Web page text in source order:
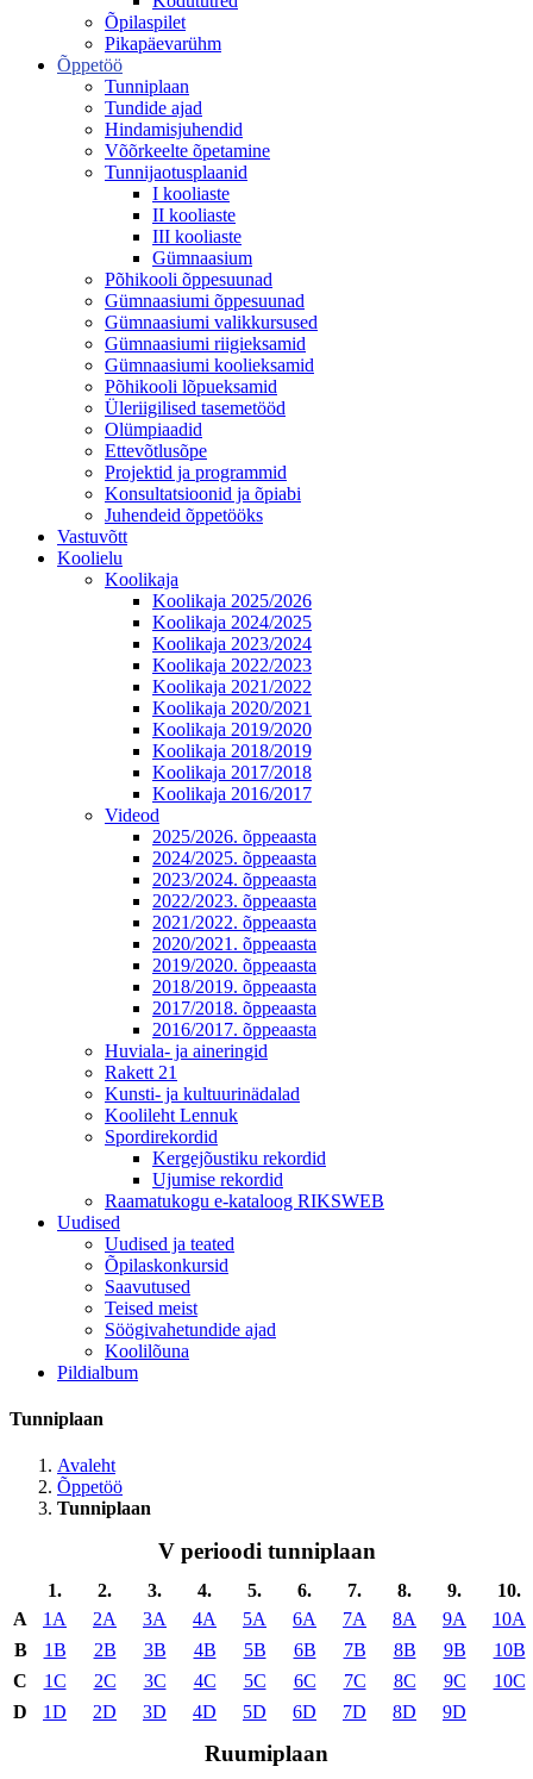
Õpilaspilet
Pikapäevarühm
Õppetöö
Tunniplaan
Tundide ajad
Hindamisjuhendid
Võõrkeelte õpetamine
Tunnijaotusplaanid
I kooliaste
II kooliaste
III kooliaste
Gümnaasium
Põhikooli õppesuunad
Gümnaasiumi õppesuunad
Gümnaasiumi valikkursused
Gümnaasiumi riigieksamid
Gümnaasiumi koolieksamid
Põhikooli lõpueksamid
Üleriigilised tasemetööd
Olümpiaadid
Ettevõtlusõpe
Projektid ja programmid
Konsultatsioonid ja õpiabi
Juhendeid õppetööks
Vastuvõtt
Koolielu
Koolikaja
Koolikaja 2025/2026
Koolikaja 2024/2025
Koolikaja 2023/2024
Koolikaja 2022/2023
Koolikaja 2021/2022
Koolikaja 2020/2021
Koolikaja 2019/2020
Koolikaja 2018/2019
Koolikaja 2017/2018
Koolikaja 2016/2017
Videod
2025/2026. õppeaasta
2024/2025. õppeaasta
2023/2024. õppeaasta
2022/2023. õppeaasta
2021/2022. õppeaasta
2020/2021. õppeaasta
2019/2020. õppeaasta
2018/2019. õppeaasta
2017/2018. õppeaasta
2016/2017. õppeaasta
Huviala- ja aineringid
Rakett 21
Kunsti- ja kultuurinädalad
Koolileht Lennuk
Spordirekordid
Kergejõustiku rekordid
Ujumise rekordid
Raamatukogu e-kataloog RIKSWEB
Uudised
Uudised ja teated
Õpilaskonkursid
Saavutused
Teised meist
Söögivahetundide ajad
Koolilõuna
Pildialbum
Tunniplaan
Avaleht
Õppetöö
Tunniplaan
V perioodi tunniplaan
1. 2. 3. 4. 5. 6. 7. 8. 9.
10.
A
1A 2A 3A 4A 5A 6A 7A 8A 9A
10A
B
1B 2B 3B 4B 5B 6B 7B 8B 9B
10B
C
1C 2C 3C 4C 5C 6C 7C 8C 9C
10C
D
1D 2D 3D 4D 5D 6D 7D 8D 9D
Ruumiplaan